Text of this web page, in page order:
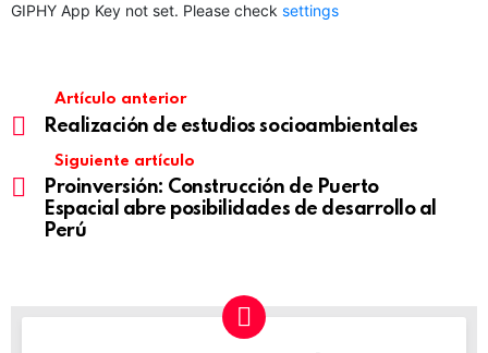
GIPHY App Key not set. Please check settings
Artículo anterior
Realización de estudios socioambientales
Siguiente artículo
Proinversión: Construcción de Puerto
Espacial abre posibilidades de desarrollo al
Perú